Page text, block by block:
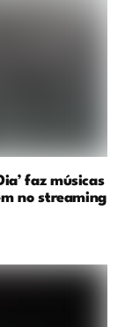
faz músicas
no streaming